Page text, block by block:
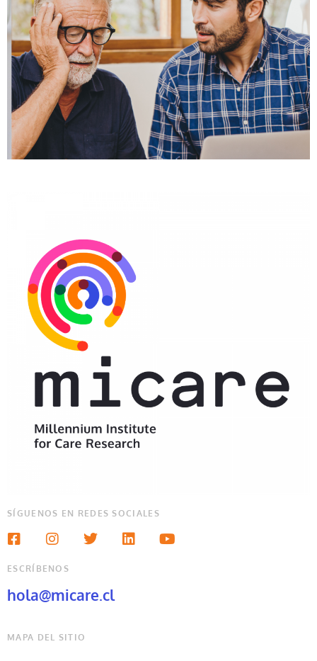
SÍGUENOS EN REDES SOCIALES
ESCRÍBENOS
hola@micare.cl
MAPA DEL SITIO